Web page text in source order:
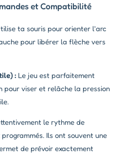
et Compatibilité
ta souris pour orienter l'arc
pour libérer la flèche vers
: Le jeu est parfaitement
pour viser et relâche la pression
le rythme de
Ils ont souvent une
de prévoir exactement